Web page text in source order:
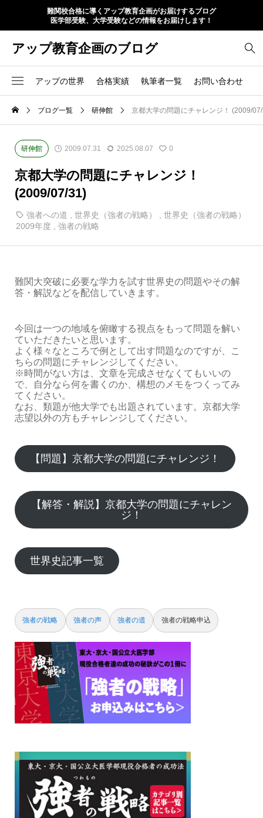
難関校合格に導くアップ教育企画がお届けするブログ
医学部受験、大学受験などの情報をお届けします！
アップ教育企画のブログ
アップの世界 合格実績 執筆者一覧 お問い合わせ
ブログ一覧 研伸館 京都大学の問題にチャレンジ！ (2009/
研伸館 2009.07.31 2025.08.07 0
京都大学の問題にチャレンジ！
(2009/07/31)
強者への道 世界史（強者の戦略）
世界史（強者の戦略）
2009年度 , 強者の戦略
難関大突破に必要な学力を試す世界史の問題やその解
答・解説などを配信していきます。
今回は一つの地域を俯瞰する視点をもって問題を解い
ていただきたいと思います。
よく様々なところで例として出す問題なのですが、こ
ちらの問題にチャレンジしてください。
※時間がない方は、文章を完成させなくてもいいの
で、自分なら何を書くのか、構想のメモをつくってみ
てください。
なお、類題が他大学でも出題されています。京都大学
志望以外の方もチャレンジしてください。
【問題】京都大学の問題にチャレンジ！
【解答・解説】京都大学の問題にチャレン
ジ！
世界史記事一覧
強者の戦略 強者の声 強者の道 強者の戦略申込